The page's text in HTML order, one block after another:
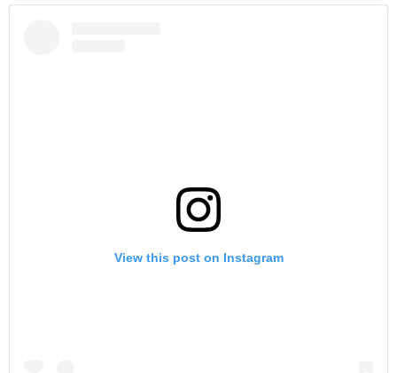
View this post on Instagram